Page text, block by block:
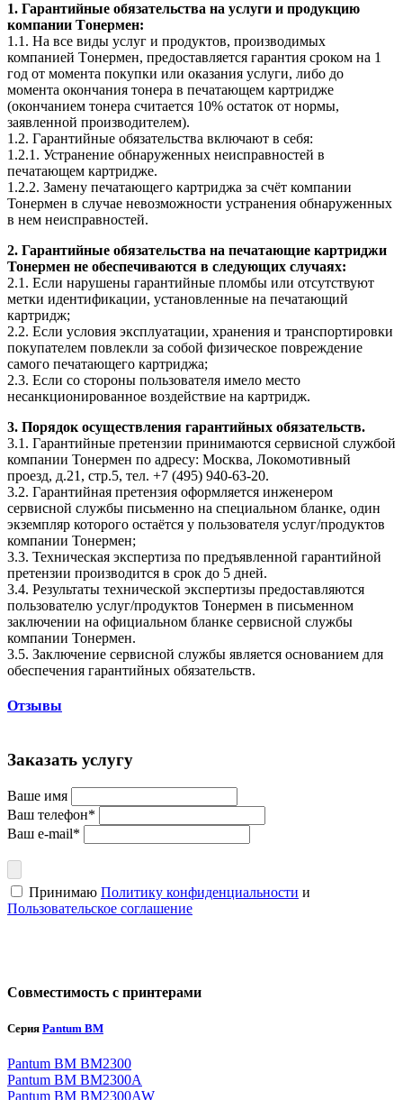
1. Гарантийные обязательства на услуги и продукцию
компании Tонермен:
1.1. На все виды услуг и продуктов, производимых
компанией Tонермен, предоставляется гарантия сроком на 1
год от момента покупки или оказания услуги, либо до
момента окончания тонера в печатающем картридже
(окончанием тонера считается 10% остаток от нормы,
заявленной производителем).
1.2. Гарантийные обязательства включают в себя:
1.2.1. Устранение обнаруженных неисправностей в
печатающем картридже.
1.2.2. Замену печатающего картриджа за счёт компании
Тонермен в случае невозможности устранения обнаруженных
в нем неисправностей.
2. Гарантийные обязательства на печатающие картриджи
Тонермен не обеспечиваются в следующих случаях:
2.1. Если нарушены гарантийные пломбы или отсутствуют
метки идентификации, установленные на печатающий
картридж;
2.2. Если условия эксплуатации, хранения и транспортировки
покупателем повлекли за собой физическое повреждение
самого печатающего картриджа;
2.3. Если со стороны пользователя имело место
несанкционированное воздействие на картридж.
3. Порядок осуществления гарантийных обязательств.
3.1. Гарантийные претензии принимаются сервисной службой
компании Тонермен по адресу: Москва, Локомотивный
проезд, д.21, стр.5, тел. +7 (495) 940-63-20.
3.2. Гарантийная претензия оформляется инженером
сервисной службы письменно на специальном бланке, один
экземпляр которого остаётся у пользователя услуг/продуктов
компании Тонермен;
3.3. Техническая экспертиза по предъявленной гарантийной
претензии производится в срок до 5 дней.
3.4. Результаты технической экспертизы предоставляются
пользователю услуг/продуктов Тонермен в письменном
заключении на официальном бланке сервисной службы
компании Тонермен.
3.5. Заключение сервисной службы является основанием для
обеспечения гарантийных обязательств.
Отзывы
Заказать услугу
Ваше имя
Ваш телефон*
Ваш e-mail*
Принимаю Политику конфиденциальности и
Пользовательское соглашение
Совместимость с принтерами
Серия Pantum BM
Pantum BM BM2300
Pantum BM BM2300A
Pantum BM BM2300AW